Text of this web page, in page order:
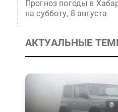
Прогноз погоды в
на субботу, 8 августа
АКТУАЛЬНЫЕ